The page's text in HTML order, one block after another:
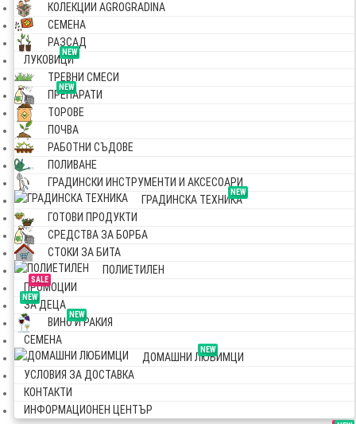
КОЛЕКЦИИ AGROGRADINA
СЕМЕНА
РАЗСАД
NEW
ЛУКОВИЦИ
ТРЕВНИ СМЕСИ
NEW
ПРЕПАРАТИ
ТОРОВЕ
ПОЧВА
РАБОТНИ СЪДОВЕ
ПОЛИВАНЕ
ГРАДИНСКИ ИНСТРУМЕНТИ И АКСЕСОАРИ
NEW
ГРАДИНСКА ТЕХНИКА
ГОТОВИ ПРОДУКТИ
СРЕДСТВА ЗА БОРБА
СТОКИ ЗА БИТА
ПОЛИЕТИЛЕН
SALE
ПРОМОЦИИ
NEW
ЗА ДЕЦА
NEW
ВИНО И РАКИЯ
СЕМЕНА
NEW
ДОМАШНИ ЛЮБИМЦИ
УСЛОВИЯ ЗА ДОСТАВКА
КОНТАКТИ
ИНФОРМАЦИОНЕН ЦЕНТЪР